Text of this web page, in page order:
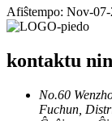
Afiŝtempo: Nov-
kontaktu nin
No.60
Fuchun,